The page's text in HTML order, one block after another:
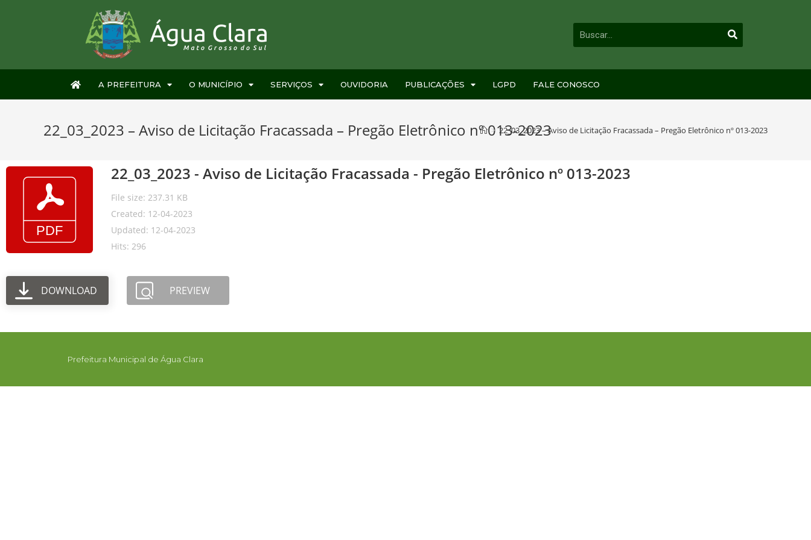
A PREFEITURA O MUNICÍPIO SERVIÇOS OUVIDORIA PUBLICAÇÕES LGPD FALE CONOSCO
22_03_2023 – Aviso de Licitação Fracassada – Pregão Eletrônico nº 013-2023
> 22_03_2023 – Aviso de Licitação Fracassada – Pregão Eletrônico nº 013-2023
22_03_2023 - Aviso de Licitação Fracassada - Pregão Eletrônico nº 013-2023
File size: 237.31 KB
Created: 12-04-2023
Updated: 12-04-2023
Hits: 296
DOWNLOAD PREVIEW
Prefeitura Municipal de Água Clara